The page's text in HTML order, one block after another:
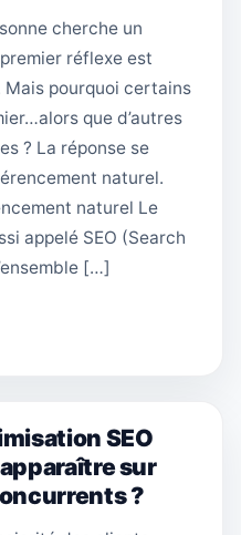
cherche un
réflexe est
Mais pourquoi certains
que d’autres
? La réponse se
naturel.
naturel Le
appelé SEO (Search
[…]
SEO
sur
?